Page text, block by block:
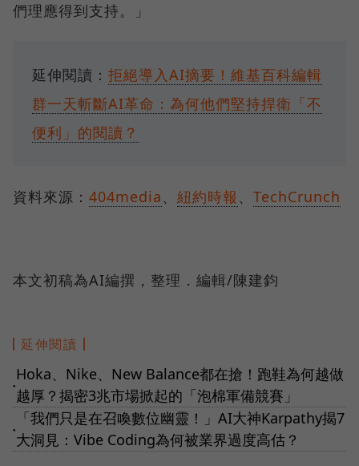
們理應得到支持。」
延伸閱讀： 拒絕導入AI摘要！維基百科編輯
群一天斬斷AI革命：為何他們堅持捍衛「不
便利」的閱讀？
資料來源： 404media、 紐約時報 、 TechCrunch
本文初稿為AI編撰，整理．編輯/陳建鈞
延伸閱讀
●
Hoka、Nike、New Balance都在搶！跑鞋為何越做
越厚？揭密3兆市場掀起的「泡棉軍備競賽」
●
「我們只是在召喚數位幽靈！」AI大神Karpathy揭7
大洞見：Vibe Coding為何被業界過度高估？